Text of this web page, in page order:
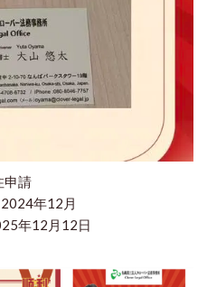
申請
年12月
年12月12日